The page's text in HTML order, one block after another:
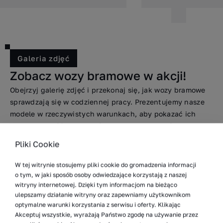
przy minimalnym ryzyku uszkodzeń towarów.
Galeria zdjęć
Zobacz wozy bramowe w akcji!
Obejrzyj galerię zdjęć i przekonaj się, jak wozy bramowe
sprawdzają się w codziennej pracy. Prezentujemy nasze
modele w rzeczywistych warunkach, aby pokazać ich
funkcjonalność i możliwości transportowe. Jeśli
wielkogabarytowych ładunków, zobacz nasze wozy
w akcji i poznaj lepiej ich możliwości.
Pliki Cookie
W tej witrynie stosujemy pliki cookie do gromadzenia informacji
o tym, w jaki sposób osoby odwiedzające korzystają z naszej
witryny internetowej. Dzięki tym informacjom na bieżąco
ulepszamy działanie witryny oraz zapewniamy użytkownikom
optymalne warunki korzystania z serwisu i oferty. Klikając
Akceptuj wszystkie, wyrażają Państwo zgodę na używanie przez